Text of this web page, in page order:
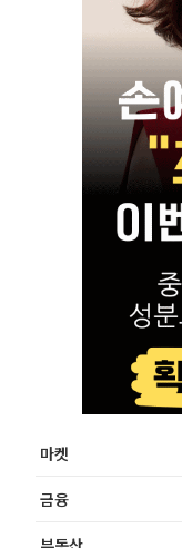
마켓
금융